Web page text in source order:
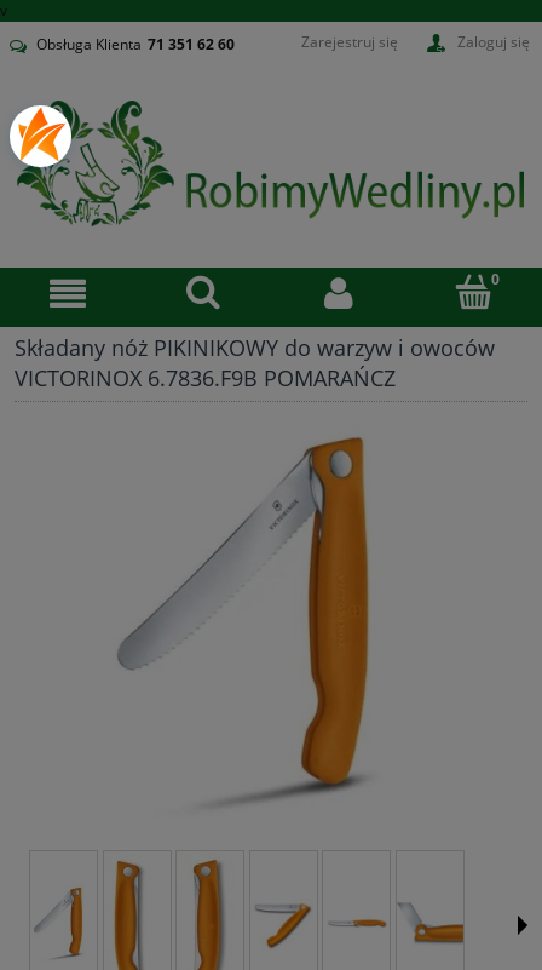
v
Obsługa Klienta 71 351 62 60 Zarejestruj się Zaloguj się
Składany nóż PIKINIKOWY do warzyw i owoców
VICTORINOX 6.7836.F9B POMARAŃCZ